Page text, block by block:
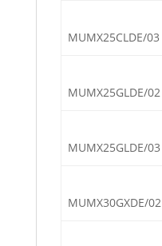
MUMX25CLDE/03
MUMX25GLDE/02
MUMX25GLDE/03
MUMX30GXDE/02